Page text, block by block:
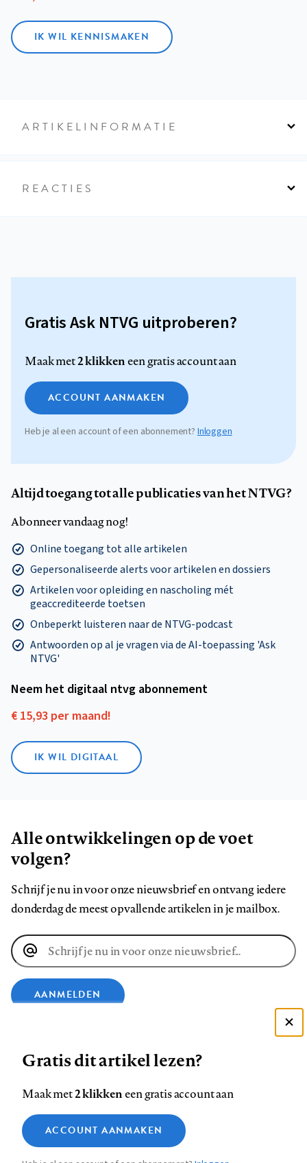
IK WIL KENNISMAKEN
ARTIKELINFORMATIE
REACTIES
Gratis Ask NTVG uitproberen?
Maak met2 klikkeneen gratis account aan
ACCOUNT AANMAKEN
Heb je al een account of een abonnement?Inloggen
Altijd toegang tot alle publicaties van het NTVG?
Abonneer vandaag nog!
Online toegang tot alle artikelen
Gepersonaliseerde alerts voor artikelen en dossiers
Artikelen voor opleiding en nascholing mét
geaccrediteerde toetsen
Onbeperkt luisteren naar de NTVG-podcast
Antwoorden op al je vragen via de AI-toepassing 'Ask
NTVG'
Neem het digitaal ntvg abonnement
€ 15,93 per maand!
IK WIL DIGITAAL
Alle ontwikkelingen op de voet
volgen?
Schrijf je nu in voor onze nieuwsbrief en ontvang iedere
donderdag de meest opvallende artikelen in je mailbox.
E-
mailadres
AANMELDEN
op
Facebook
op
LinkedIn
op
Bluesky
ons
op
InstagramYouTube
Footer
Contact Colofon Disclaimer Privacy
Medische vragen verdienen
betrouwbare antwoorden
Zie onze cookie policy
Analytische cookies
Gratis dit artikel lezen?
Maak met2 klikkeneen gratis account aan
ACCOUNT AANMAKEN